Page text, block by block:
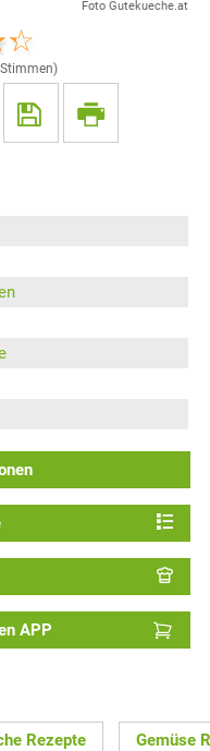
Foto Gutekueche.at
Stimmen)
APP
Rezepte Gemüse